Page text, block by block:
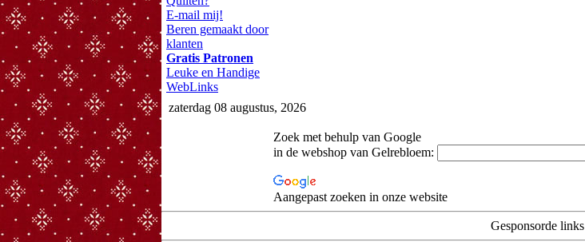
E-mail mij!
Beren gemaakt door
klanten
Gratis Patronen
Leuke en Handige
WebLinks
zaterdag 08 augustus, 2026
Zoek met behulp van Google
in de webshop van Gelrebloem:
Aangepast zoeken in onze website
Gesponsorde links